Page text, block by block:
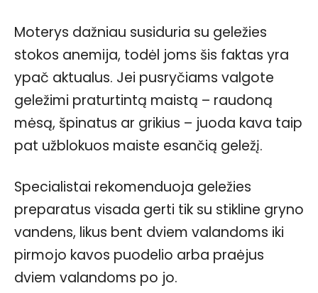
Moterys dažniau susiduria su geležies
stokos anemija, todėl joms šis faktas yra
ypač aktualus. Jei pusryčiams valgote
geležimi praturtintą maistą – raudoną
mėsą, špinatus ar grikius – juoda kava taip
pat užblokuos maiste esančią geležį.
Specialistai rekomenduoja geležies
preparatus visada gerti tik su stikline gryno
vandens, likus bent dviem valandoms iki
pirmojo kavos puodelio arba praėjus
dviem valandoms po jo.